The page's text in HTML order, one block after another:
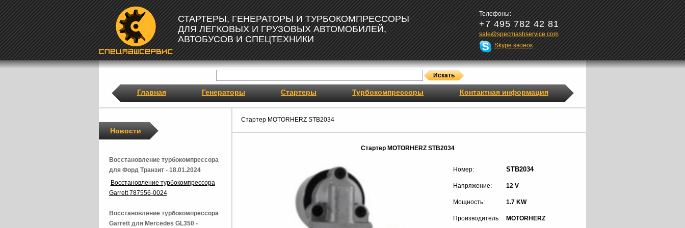
СТАРТЕРЫ, ГЕНЕРАТОРЫ И ТУРБОКОМПРЕССОРЫ
ДЛЯ ЛЕГКОВЫХ И ГРУЗОВЫХ АВТОМОБИЛЕЙ,
АВТОБУСОВ И СПЕЦТЕХНИКИ
Телефоны:
+7 495 782 42 81
sale@specmashservice.com
Skype звонок
Главная Генераторы Стартеры Турбокомпрессоры Контактная информация
Стартер MOTORHERZ STB2034
Стартер MOTORHERZ STB2034
Номер: STB2034
Напряжение: 12 V
Мощность: 1.7 KW
Производитель: MOTORHERZ
Новости
Восстановление турбокомпрессора
для Форд Транзит - 18.01.2024
Восстановление турбокомпрессора
Garrett 787556-0024
Восстановление турбокомпрессора
Garrett для Mercedes GL350 -